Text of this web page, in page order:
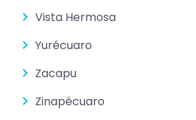
Vista Hermosa
Yurécuaro
Zacapu
Zinapécuaro